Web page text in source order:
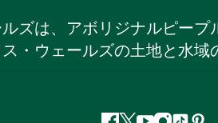
ズは、アボリジナルピー
・ウェールズの土地と水